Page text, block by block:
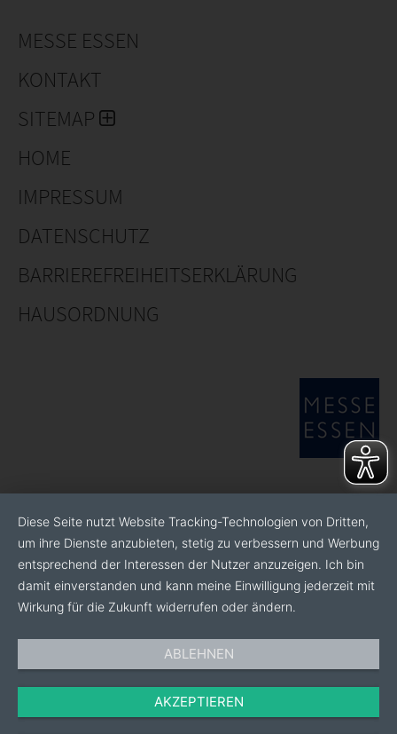
MESSE ESSEN
KONTAKT
SITEMAP
HOME
IMPRESSUM
DATENSCHUTZ
BARRIEREFREIHEITSERKLÄRUNG
HAUSORDNUNG
Diese Seite nutzt Website Tracking-Technologien von Dritten,
um ihre Dienste anzubieten, stetig zu verbessern und Werbung
entsprechend der Interessen der Nutzer anzuzeigen. Ich bin
damit einverstanden und kann meine Einwilligung jederzeit mit
Wirkung für die Zukunft widerrufen oder ändern.
ABLEHNEN
AKZEPTIEREN